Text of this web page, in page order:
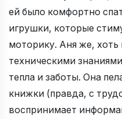
ей было комфортно
игрушки, которые
моторику. Аня же, хоть
техническими
тепла и заботы. Она
книжки (правда, с
воспринимает